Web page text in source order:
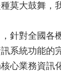
莫大鼓舞，
針對全國各
系統功能的
心業務資訊